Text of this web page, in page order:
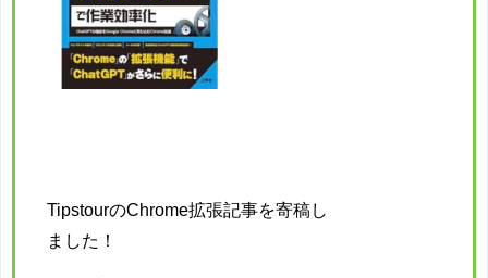
TipstourのChrome拡張記事を寄稿し
ました！